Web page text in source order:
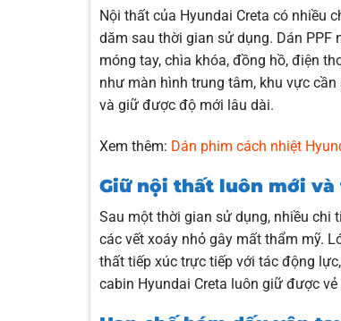
Nội thất của Hyundai Creta có nhiều
dăm sau thời gian sử dụng. Dán
móng tay, chìa khóa, đồng hồ, điện
như màn hình trung tâm, khu vực
và giữ được độ mới lâu dài.
Xem thêm: Dán phim cách nhiệt
Giữ nội thất luôn mới
Sau một thời gian sử dụng, nhiều chi
các vết xoáy nhỏ gây mất thẩm mỹ.
thất tiếp xúc trực tiếp với tác động
cabin Hyundai Creta luôn giữ được